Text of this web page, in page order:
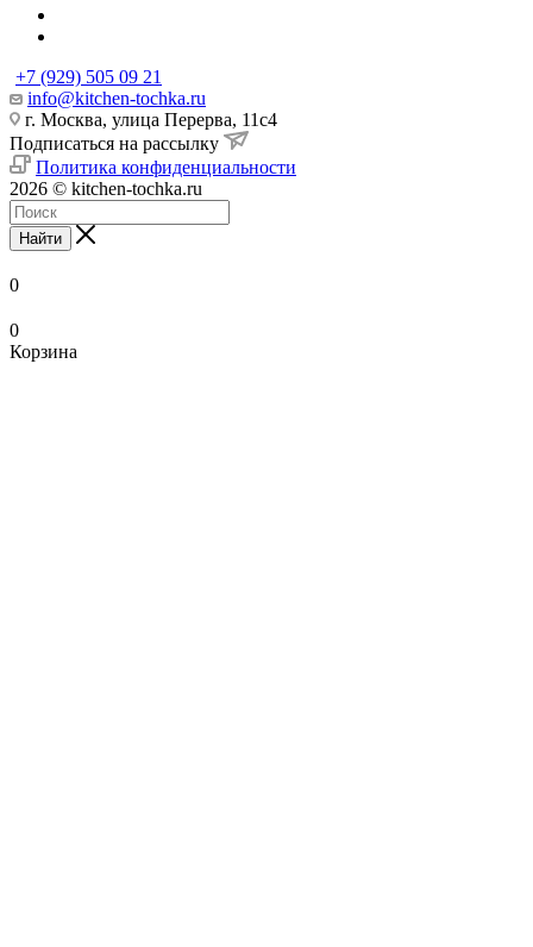
+7 (929) 505 09 21
info@kitchen-tochka.ru
г. Москва, улица Перерва, 11с4
Подписаться на рассылку
Политика конфиденциальности
2026 © kitchen-tochka.ru
Найти
0
0
Корзина